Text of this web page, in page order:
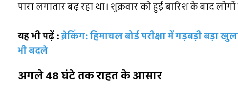
पारा लगातार बढ़ रहा था। शुक्रवार को हुई बारिश के बाद
यह भी पढ़ें :ब्रेकिंग: हिमाचल बोर्ड परीक्षा में गड़बड़ी
भी बदले
अगले 48 घंटे तक राहत के आसार